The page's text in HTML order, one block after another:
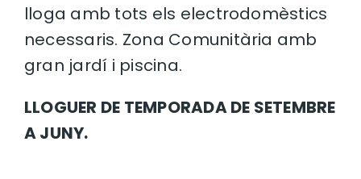
lloga amb tots els electrodomèstics
necessaris. Zona Comunitària amb
gran jardí i piscina.
LLOGUER DE TEMPORADA DE SETEMBRE
A JUNY.